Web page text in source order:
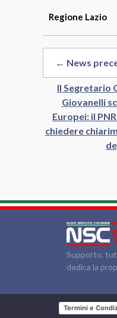
Regione Lazio
← News
Il Segretario
Giovanelli
Europei: il
chiedere
Supporto,
dedica la
Termini e